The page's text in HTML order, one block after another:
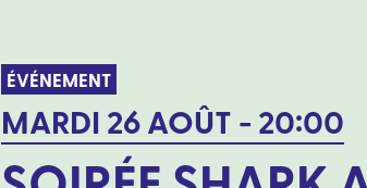
ÉVÉNEMENT
MARDI 26 AOÛT - 20:00